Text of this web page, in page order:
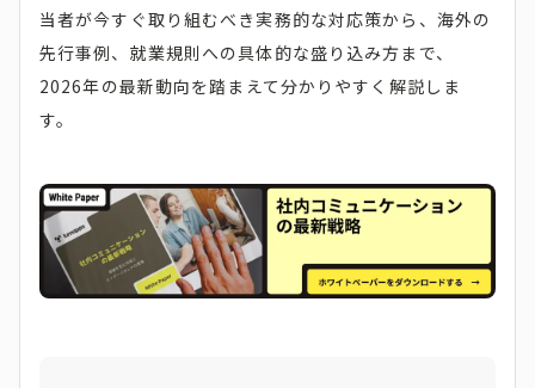
当者が今すぐ取り組むべき実務的な対応策から、海外の
先行事例、就業規則への具体的な盛り込み方まで、
2026年の最新動向を踏まえて分かりやすく解説しま
す。